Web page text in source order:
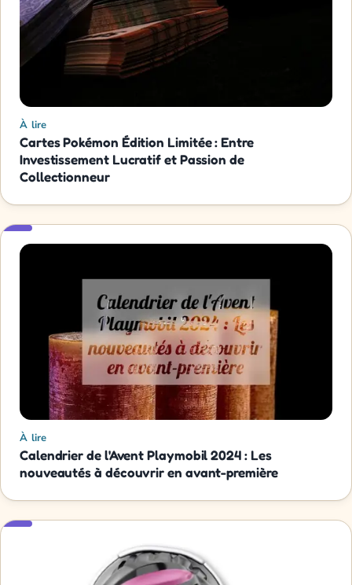
À lire
Cartes Pokémon Édition Limitée : Entre
Investissement Lucratif et Passion de
Collectionneur
À lire
Calendrier de l'Avent Playmobil 2024 : Les
nouveautés à découvrir en avant-première